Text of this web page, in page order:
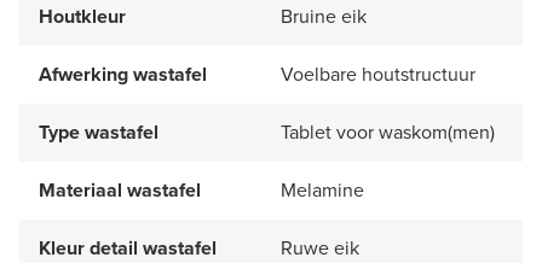
Houtkleur Bruine eik
Afwerking wastafel Voelbare houtstructuur
Type wastafel Tablet voor waskom(men)
Materiaal wastafel Melamine
Kleur detail wastafel Ruwe eik